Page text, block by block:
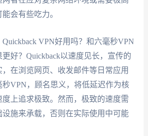
会有些吃力。
VPN好用吗？和六毫秒VPN
好？Quickback以速度见长，宣传的
在浏览网页、收发邮件等日常应用
秒VPN，顾名思义，将低延迟作为核
上追求极致。然而，极致的速度需
施来承载，否则在实际使用中可能